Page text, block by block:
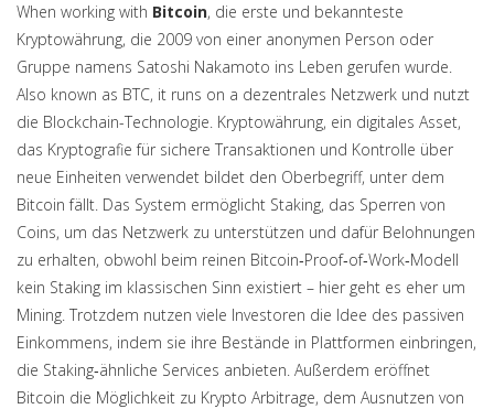
When working with Bitcoin, die erste und bekannteste
Kryptowährung, die 2009 von einer anonymen Person oder
Gruppe namens Satoshi Nakamoto ins Leben gerufen wurde.
Also known as BTC, it runs on a dezentrales Netzwerk und nutzt
die Blockchain-Technologie. Kryptowährung, ein digitales Asset,
das Kryptografie für sichere Transaktionen und Kontrolle über
neue Einheiten verwendet bildet den Oberbegriff, unter dem
Bitcoin fällt. Das System ermöglicht Staking, das Sperren von
Coins, um das Netzwerk zu unterstützen und dafür Belohnungen
zu erhalten, obwohl beim reinen Bitcoin‑Proof‑of‑Work‑Modell
kein Staking im klassischen Sinn existiert – hier geht es eher um
Mining. Trotzdem nutzen viele Investoren die Idee des passiven
Einkommens, indem sie ihre Bestände in Plattformen einbringen,
die Staking‑ähnliche Services anbieten. Außerdem eröffnet
Bitcoin die Möglichkeit zu Krypto Arbitrage, dem Ausnutzen von